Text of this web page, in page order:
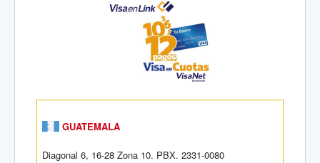
GUATEMALA
Diagonal 6, 16-28 Zona 10. PBX. 2331-0080